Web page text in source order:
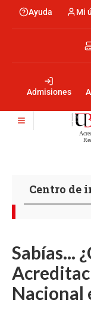
contenido
Menu
encabezado
Ayuda Mi
encabezado
Admisiones
-
Centro de
Sabías...
Nacional